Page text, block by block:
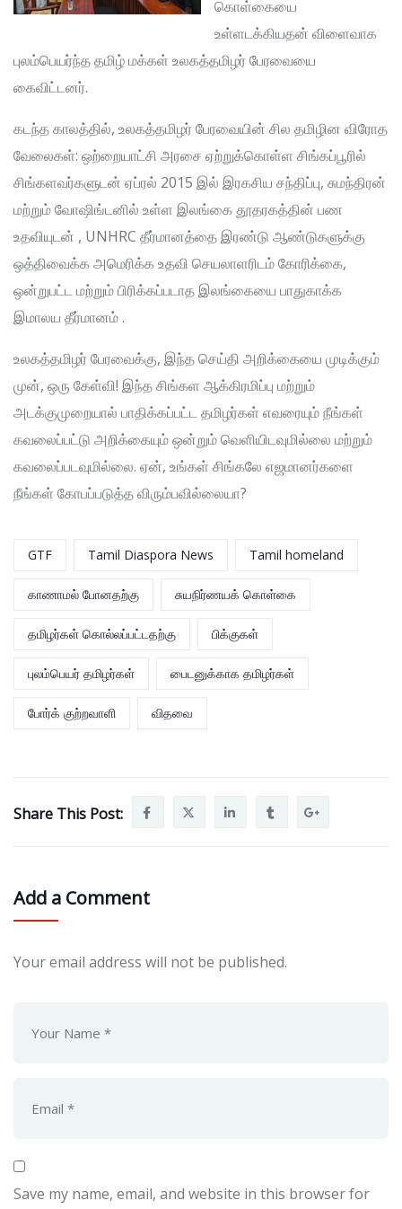
கொள்கையை
உள்ளடக்கியதன் விளைவாக
புலம்பெயர்ந்த தமிழ் மக்கள் உலகத்தமிழர் பேரவையை
கைவிட்டனர்.
கடந்த காலத்தில், உலகத்தமிழர் பேரவையின் சில தமிழின விரோத
வேலைகள்: ஒற்றையாட்சி அரசை ஏற்றுக்கொள்ள சிங்கப்பூரில்
சிங்களவர்களுடன் ஏப்ரல் 2015 இல் இரகசிய சந்திப்பு, சுமந்திரன்
மற்றும் வோஷிங்டனில் உள்ள இலங்கை தூதரகத்தின் பண
உதவியுடன் , UNHRC தீர்மானத்தை இரண்டு ஆண்டுகளுக்கு
ஒத்திவைக்க அமெரிக்க உதவி செயலாளரிடம் கோரிக்கை,
ஒன்றுபட்ட மற்றும் பிரிக்கப்படாத இலங்கையை பாதுகாக்க
இமாலய தீர்மானம் .
உலகத்தமிழர் பேரவைக்கு, இந்த செய்தி அறிக்கையை முடிக்கும்
முன், ஒரு கேள்வி! இந்த சிங்கள ஆக்கிரமிப்பு மற்றும்
அடக்குமுறையால் பாதிக்கப்பட்ட தமிழர்கள் எவரையும் நீங்கள்
கவலைப்பட்டு அறிக்கையும் ஒன்றும் வெளியிடவுமில்லை மற்றும்
கவலைப்படவுமில்லை. ஏன், உங்கள் சிங்கலே எஜமானர்களை
நீங்கள் கோபப்படுத்த விரும்பவில்லையா?
GTF Tamil Diaspora News Tamil homeland
காணாமல் போனதற்கு சுயநிர்ணயக் கொள்கை
தமிழர்கள் கொல்லப்பட்டதற்கு பிக்குகள்
புலம்பெயர் தமிழர்கள் பைடனுக்காக தமிழர்கள்
போர்க் குற்றவாளி விதவை
Share This Post:
Add a Comment
Your email address will not be published.
Save my name, email, and website in this browser for